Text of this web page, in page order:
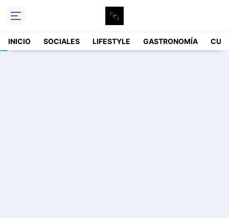
INICIO SOCIALES LIFESTYLE GASTRONOMÍA